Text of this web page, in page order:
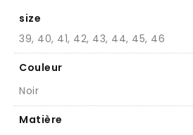
size
39, 40, 41, 42, 43, 44, 45, 46
Couleur
Noir
Matière